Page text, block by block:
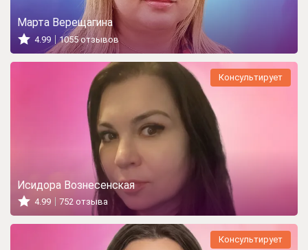
Марта Верещагина
4.99 1055 отзывов
Консультирует
Исидора Вознесенская
4.99 752 отзыва
Консультирует